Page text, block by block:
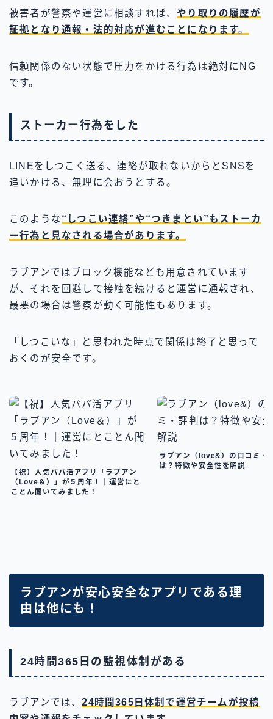
被害者が警察や運営に相談すれば、やり取りの履歴が
証拠となり通報・法的対応が進むことになります。
信頼関係のない状態で圧力をかける行為は絶対にNG
です。
ストーカー行為をした
LINEをしつこく送る、連絡が取れないからとSNSを
追いかける、無理に会おうとする。
このような“しつこい連絡”や“つきまとい”もストーカ
ー行為と見なされる場合があります。
ラブアンではブロック機能なども用意されています
が、それを回避して接触を続けると運営に通報され、
最悪の場合は警察が動く可能性もあります。
「しつこいな」と思われた時点で関係は終了と思って
おくのが安全です。
【祝】人気パパ活アプリ「ラブアン
（Love＆）」が５周年！｜運営にと
ことん聞いてみました！
ラブアン（love&）の口コミ・
は？特徴や安全性を解説
ラブアンが安心安全なアプリである理
由は他にも！
24時間365日の監視体制がある
ラブアンでは、24時間365日体制で運営チームが投稿